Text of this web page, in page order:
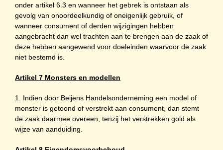
onder artikel 6.3 en wanneer het gebrek is ontstaan als
gevolg van onoordeelkundig of oneigenlijk gebruik, of
wanneer consument of derden wijzigingen hebben
aangebracht dan wel trachten aan te brengen aan de zaak of
deze hebben aangewend voor doeleinden waarvoor de zaak
niet bestemd is.
Artikel 7 Monsters en modellen
1. Indien door Beijens Handelsonderneming een model of
monster is getoond of verstrekt aan consument, dan stemt
de zaak daarmee overeen, tenzij het verstrekken gold als
wijze van aanduiding.